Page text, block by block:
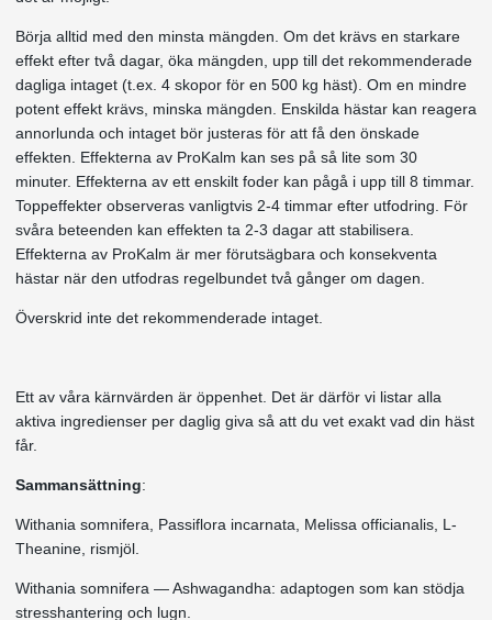
Börja alltid med den minsta mängden. Om det krävs en starkare
effekt efter två dagar, öka mängden, upp till det rekommenderade
dagliga intaget (t.ex. 4 skopor för en 500 kg häst). Om en mindre
potent effekt krävs, minska mängden. Enskilda hästar kan reagera
annorlunda och intaget bör justeras för att få den önskade
effekten. Effekterna av ProKalm kan ses på så lite som 30
minuter. Effekterna av ett enskilt foder kan pågå i upp till 8 timmar.
Toppeffekter observeras vanligtvis 2-4 timmar efter utfodring. För
svåra beteenden kan effekten ta 2-3 dagar att stabilisera.
Effekterna av ProKalm är mer förutsägbara och konsekventa
hästar när den utfodras regelbundet två gånger om dagen.
Överskrid inte det rekommenderade intaget.
Ett av våra kärnvärden är öppenhet. Det är därför vi listar alla
aktiva ingredienser per daglig giva så att du vet exakt vad din häst
får.
Sammansättning:
Withania somnifera, Passiflora incarnata, Melissa officianalis, L-
Theanine, rismjöl.
Withania somnifera — Ashwagandha: adaptogen som kan stödja
stresshantering och lugn.